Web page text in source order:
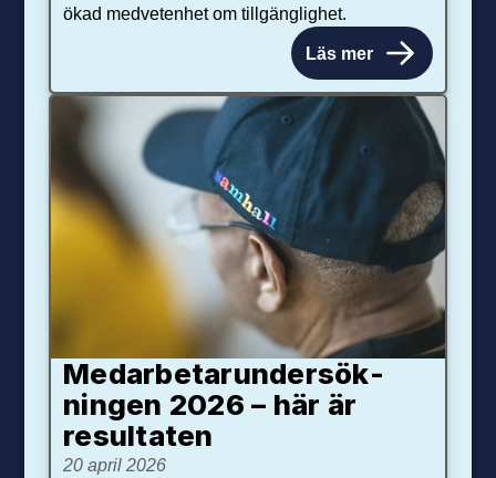
ökad medvetenhet om tillgänglighet.
Läs mer
Medarbetar­under­sök­
ningen 2026 – här är
resultaten
20 april 2026